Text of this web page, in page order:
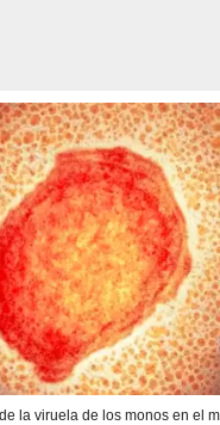
la viruela de los monos en el